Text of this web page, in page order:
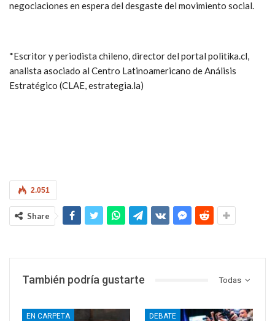
negociaciones en espera del desgaste del movimiento social.
*Escritor y periodista chileno, director del portal politika.cl,
analista asociado al Centro Latinoamericano de Análisis
Estratégico (CLAE, estrategia.la)
2.051
Share
Todas
También podría gustarte
EN CARPETA DEBATE